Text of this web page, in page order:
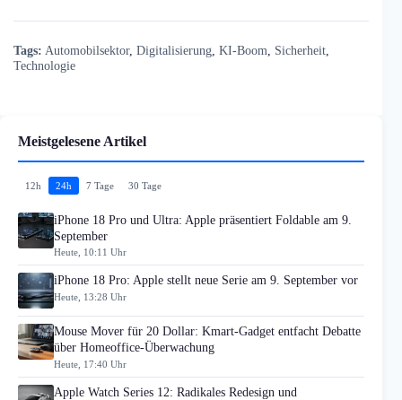
Tags: Automobilsektor, Digitalisierung KI-Boom Sicherheit
Technologie
Meistgelesene Artikel
12h 24h 7 Tage 30 Tage
iPhone 18 Pro und Ultra: Apple präsentiert Foldable am 9.
September
Heute, 10:11 Uhr
iPhone 18 Pro: Apple stellt neue Serie am 9. September vor
Heute, 13:28 Uhr
Mouse Mover für 20 Dollar: Kmart-Gadget entfacht Debatte
über Homeoffice-Überwachung
Heute, 17:40 Uhr
Apple Watch Series 12: Radikales Redesign und